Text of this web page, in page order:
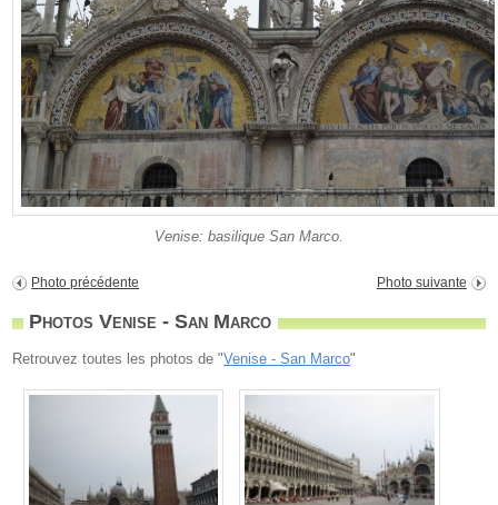
Venise: basilique San Marco.
Photo précédente Photo suivante
Photos Venise - San Marco
Retrouvez toutes les photos de "Venise - San Marco"